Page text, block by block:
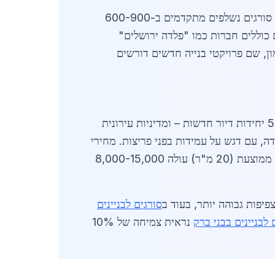
השוק כולל מגוון רחב של סוגי סורגים: סורגים קבועים מפלדה גלוויניזציה בעלות של 250-450 ש"ח למטר רץ, סורגים נשלפים מתקדמים ב-600-900
ספקים מובילים בירושלים כוללים חברות כמו "פלדה ירושלים"
שם פרויקטי בנייה חדשים דורשים
בשנת 2026, הביקוש לסורגים לבניינים בירושלים מושפע מגורמים כמו עלייה במספר דירות חדשות – כ-5,000 יחידות דיור חדשות – ומדיניות עירונית
עמידה בפני חלודה, עם דגש על עמידות בפני פריצות. מחירי
הפלדה עלו ב-8% בשל יבוא מגבלות, אך ספקים מקומיים מציעים הנחות לפרויקטים גדולים: סט סורגים לדירה ממוצעת (20 מ"ר) עולה 8,000-15,000
סורגים לבניינים
לבניינים בבני ברק
נראית צמיחה של 10%